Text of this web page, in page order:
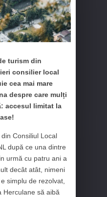
turism din
consilier local
cea mai mare
despre care mulți
accesul limitat la
Consiliul Local
după ce una dintre
urmă cu patru ani a
decât atât, nimeni
simplu de rezolvat,
Herculane să aibă